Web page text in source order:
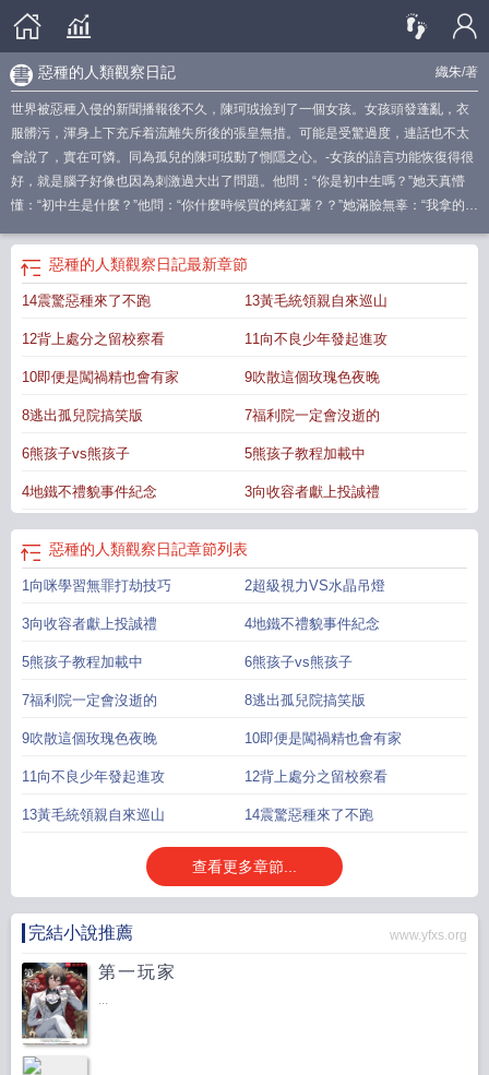
織朱/著
惡種的人類觀察日記
世界被惡種入侵的新聞播報後不久，陳珂珬撿到了一個女孩。女孩頭發蓬亂，衣
服髒污，渾身上下充斥着流離失所後的張皇無措。可能是受驚過度，連話也不太
會說了，實在可憐。同為孤兒的陳珂珬動了惻隱之心。-女孩的語言功能恢復得很
好，就是腦子好像也因為刺激過大出了問題。他問：“你是初中生嗎？”她天真懵
懂：“初中生是什麼？”他問：“你什麼時候買的烤紅薯？？”她滿臉無辜：“我拿的
爛：“惡種是什麼啊？”完了。陳珂珬悲傷地想，孩子真是個傻的。-陳珂珬很快接
受現實，每天不厭其煩地教她學各種常識，并買了電話手表給她戴上隨時監控以
防走失，直到——他親眼目睹便宜妹妹單手掐斷了一隻惡種的脖子。傻子竟是我
你要看我的尾巴嗎？”“超級漂亮的，我現在已經能在人形狀態下分化出四尾了哦~”
陳珂珬一動不敢動。惡種按尾數分級，目前出現的最高級，是三尾。食用指南：
二之魂燃燒之作；4、短短短。
惡種的人類觀察日記最新章節
14震驚惡種來了不跑 13黃毛統領親自來巡山
12背上處分之留校察看 11向不良少年發起進攻
10即便是闖禍精也會有家 9吹散這個玫瑰色夜晚
8逃出孤兒院搞笑版 7福利院一定會沒逝的
6熊孩子vs熊孩子 5熊孩子教程加載中
4地鐵不禮貌事件紀念 3向收容者獻上投誠禮
惡種的人類觀察日記章節列表
1向咪學習無罪打劫技巧 2超級視力VS水晶吊燈
3向收容者獻上投誠禮 4地鐵不禮貌事件紀念
5熊孩子教程加載中 6熊孩子vs熊孩子
7福利院一定會沒逝的 8逃出孤兒院搞笑版
9吹散這個玫瑰色夜晚 10即便是闖禍精也會有家
11向不良少年發起進攻 12背上處分之留校察看
13黃毛統領親自來巡山 14震驚惡種來了不跑
查看更多章節...
完結小說推薦 www.yfxs.org
第一玩家
...